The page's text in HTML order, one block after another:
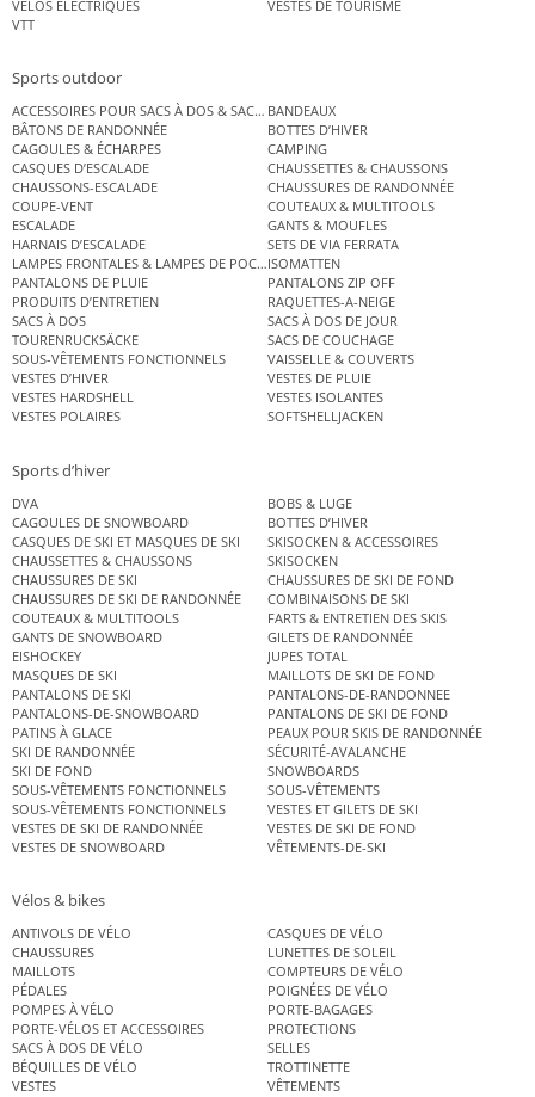
VÉLOS ÉLECTRIQUES
VESTES DE TOURISME
VTT
Sports outdoor
ACCESSOIRES POUR SACS À DOS & SACS ÉTANCHES
BANDEAUX
BÂTONS DE RANDONNÉE
BOTTES D’HIVER
CAGOULES & ÉCHARPES
CAMPING
CASQUES D’ESCALADE
CHAUSSETTES & CHAUSSONS
CHAUSSONS-ESCALADE
CHAUSSURES DE RANDONNÉE
COUPE-VENT
COUTEAUX & MULTITOOLS
ESCALADE
GANTS & MOUFLES
HARNAIS D’ESCALADE
SETS DE VIA FERRATA
LAMPES FRONTALES & LAMPES DE POCHEISOMATTEN
PANTALONS DE PLUIE
PANTALONS ZIP OFF
PRODUITS D’ENTRETIEN
RAQUETTES-A-NEIGE
SACS À DOS
SACS À DOS DE JOUR
TOURENRUCKSÄCKE
SACS DE COUCHAGE
SOUS-VÊTEMENTS FONCTIONNELS
VAISSELLE & COUVERTS
VESTES D’HIVER
VESTES DE PLUIE
VESTES HARDSHELL
VESTES ISOLANTES
VESTES POLAIRES
SOFTSHELLJACKEN
Sports d’hiver
DVA
BOBS & LUGE
CAGOULES DE SNOWBOARD
BOTTES D’HIVER
CASQUES DE SKI ET MASQUES DE SKI
SKISOCKEN & ACCESSOIRES
CHAUSSETTES & CHAUSSONS
SKISOCKEN
CHAUSSURES DE SKI
CHAUSSURES DE SKI DE FOND
CHAUSSURES DE SKI DE RANDONNÉE
COMBINAISONS DE SKI
COUTEAUX & MULTITOOLS
FARTS & ENTRETIEN DES SKIS
GANTS DE SNOWBOARD
GILETS DE RANDONNÉE
EISHOCKEY
JUPES TOTAL
MASQUES DE SKI
MAILLOTS DE SKI DE FOND
PANTALONS DE SKI
PANTALONS-DE-RANDONNEE
PANTALONS-DE-SNOWBOARD
PANTALONS DE SKI DE FOND
PATINS À GLACE
PEAUX POUR SKIS DE RANDONNÉE
SKI DE RANDONNÉE
SÉCURITÉ-AVALANCHE
SKI DE FOND
SNOWBOARDS
SOUS-VÊTEMENTS FONCTIONNELS
SOUS-VÊTEMENTS
SOUS-VÊTEMENTS FONCTIONNELS
VESTES ET GILETS DE SKI
VESTES DE SKI DE RANDONNÉE
VESTES DE SKI DE FOND
VESTES DE SNOWBOARD
VÊTEMENTS-DE-SKI
Vélos & bikes
ANTIVOLS DE VÉLO
CASQUES DE VÉLO
CHAUSSURES
LUNETTES DE SOLEIL
MAILLOTS
COMPTEURS DE VÉLO
PÉDALES
POIGNÉES DE VÉLO
POMPES À VÉLO
PORTE-BAGAGES
PORTE-VÉLOS ET ACCESSOIRES
PROTECTIONS
SACS À DOS DE VÉLO
SELLES
BÉQUILLES DE VÉLO
TROTTINETTE
VESTES
VÊTEMENTS